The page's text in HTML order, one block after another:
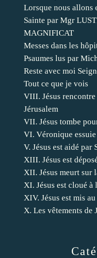
Lorsque nous allons
Sainte par Mgr
MAGNIFICAT
Messes dans les
Psaumes lus par
Reste avec moi
Tout ce que je vois
VIII. Jésus rencontre
Jérusalem
VII. Jésus tombe
VI. Véronique essuie
V. Jésus est aidé par
XIII. Jésus est
XII. Jésus meurt sur
XI. Jésus est cloué à
XIV. Jésus est mis
X. Les vêtements de